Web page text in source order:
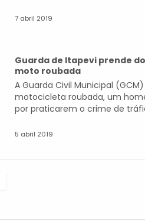
7 abril 2019
Guarda de Itapevi prende
moto roubada
A Guarda Civil Municipal
motocicleta roubada, um
por praticarem o crime de
5 abril 2019